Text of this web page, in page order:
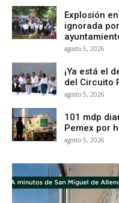
Explosión
ignorada
agosto 5, 2026
¡Ya está el
del Circuito
agosto 5, 2026
101 mdp
Pemex por
agosto 5, 2026